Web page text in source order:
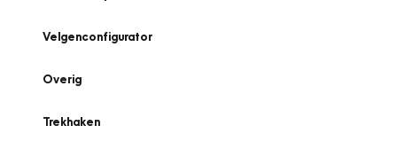
Velgenconfigurator
Overig
Trekhaken